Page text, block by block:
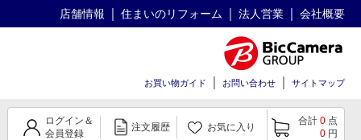
店舗情報 住まいのリフォーム 法人営業 会社概要
お買い物ガイド お問い合わせ サイトマップ
ログイン＆
会員登録
注文履歴 お気に入り
合計 0 点
0 円